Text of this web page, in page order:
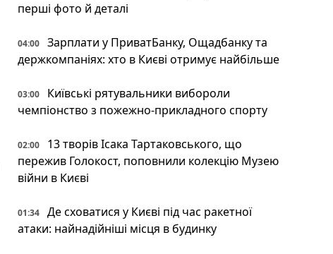
перші фото й деталі
04:00
Зарплати у ПриватБанку, Ощадбанку та
держкомпаніях: хто в Києві отримує найбільше
03:00
Київські рятувальники вибороли
чемпіонство з пожежно-прикладного спорту
02:00
13 творів Ісака Тартаковського, що
пережив Голокост, поповнили колекцію Музею
війни в Києві
01:34
Де сховатися у Києві під час ракетної
атаки: найнадійніші місця в будинку